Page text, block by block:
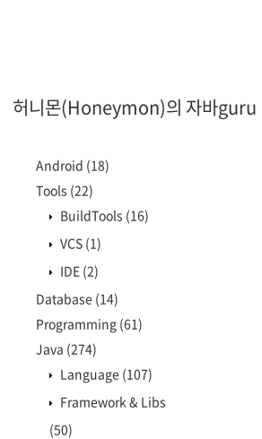
허니몬(Honeymon)의 자바guru
Android (18)
Tools (22)
BuildTools (16)
VCS (1)
IDE (2)
Database (14)
Programming (61)
Java (274)
Language (107)
Framework & Libs
(50)